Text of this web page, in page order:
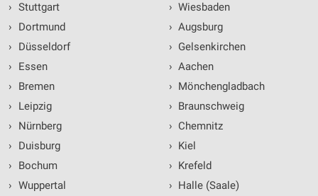
› Stuttgart
›
Dortmund
›
Düsseldorf
›
Essen
›
Bremen
›
Leipzig
›
Nürnberg
›
Duisburg
›
Bochum
› Wuppertal
› Wiesbaden
› Augsburg
› Gelsenkirchen
› Aachen
› Mönchengladbach
› Braunschweig
› Chemnitz
› Kiel
› Krefeld
› Halle (Saale)